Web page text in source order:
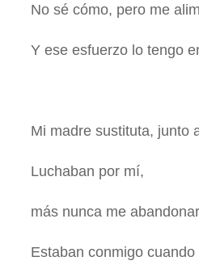
No sé cómo, pero me
Y ese esfuerzo lo tengo
Mi madre sustituta, junto
Luchaban por mí,
más nunca me
Estaban conmigo